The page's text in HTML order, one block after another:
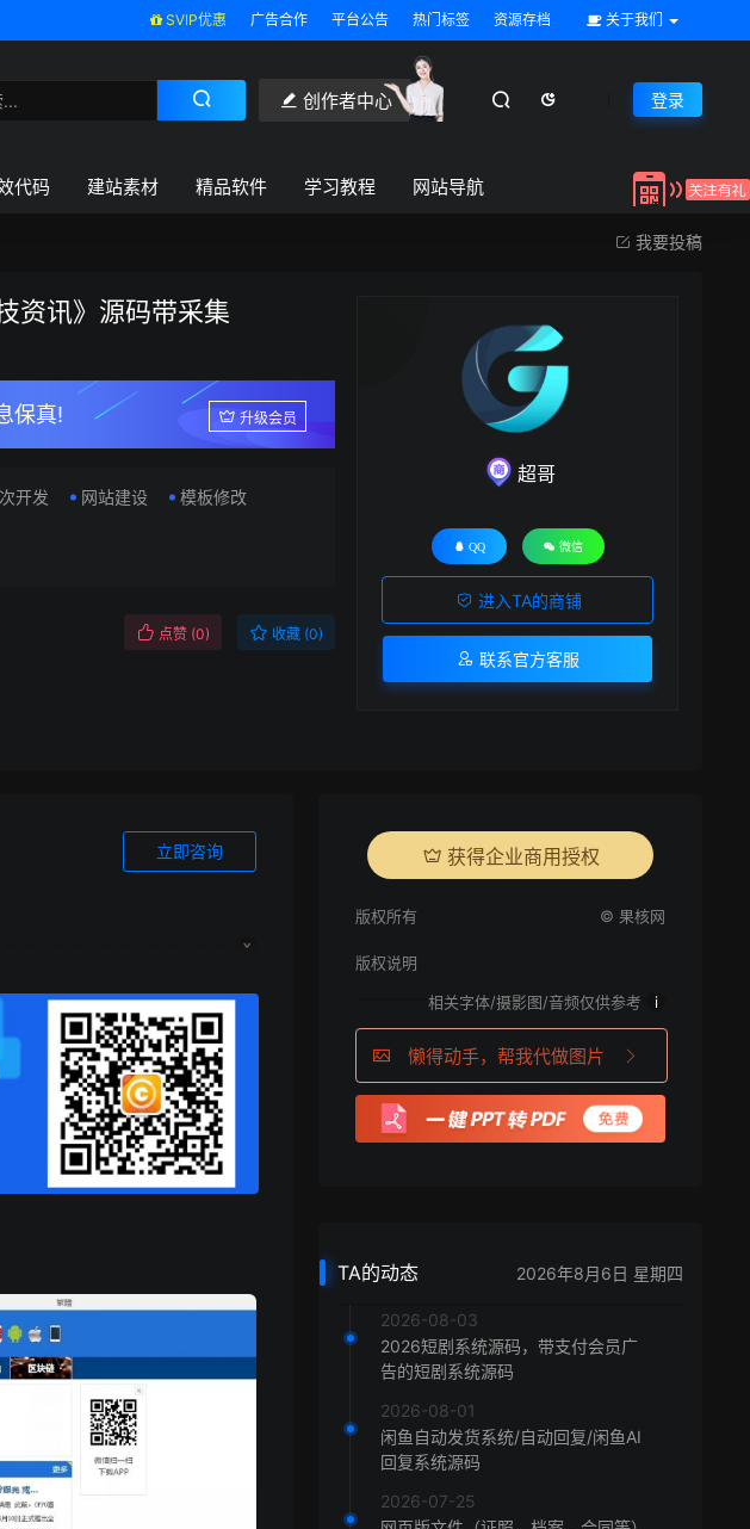
SVIP优惠 广告合作 平台公告 热门标签 资源存档 关于我们
创作者中心 登录
代码 建站素材 精品软件 学习教程 网站导航
我要投稿
资讯》源码带采集
保真! 升级会员
开发 网站建设 模板修改
点赞 (0) 收藏 (0)
超哥
QQ 微信
进入TA的商铺
联系官方客服
立即咨询 获得企业商用授权
版权所有 © 果核网
版权说明
相关字体/摄影图/音频仅供参考 i
懒得动手，帮我代做图片
TA的动态 2026年8月6日 星期四
2026-08-03
2026短剧系统源码，带支付会员广
告的短剧系统源码
2026-08-01
闲鱼自动发货系统/自动回复/闲鱼AI
回复系统源码
2026-07-25